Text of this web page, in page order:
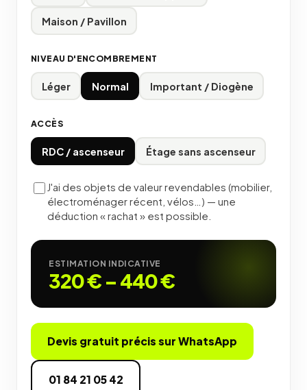
Maison / Pavillon
NIVEAU D'ENCOMBREMENT
Léger Normal Important / Diogène
ACCÈS
RDC / ascenseur Étage sans ascenseur
J'ai des objets de valeur revendables (mobilier,
électroménager récent, vélos…) — une
déduction « rachat » est possible.
ESTIMATION INDICATIVE
320 €–440 €
Devis gratuit précis sur WhatsApp
01 84 21 05 42